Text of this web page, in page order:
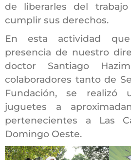
de liberarles del
cumplir sus derechos.
En esta actividad
presencia de nuestro
doctor Santiago
colaboradores tanto de
Fundación, se realizó
juguetes a
pertenecientes a Las
Domingo Oeste.